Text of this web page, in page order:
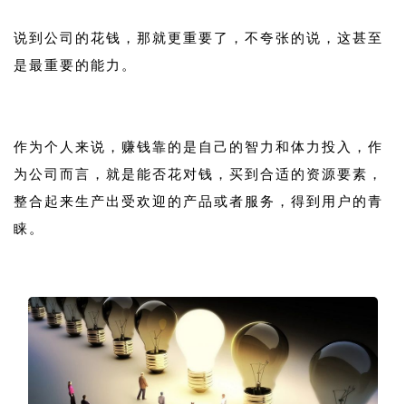
说到公司的花钱，那就更重要了，不夸张的说，这甚至
是最重要的能力。
作为个人来说，赚钱靠的是自己的智力和体力投入，作
为公司而言，就是能否花对钱，买到合适的资源要素，
整合起来生产出受欢迎的产品或者服务，得到用户的青
睐。